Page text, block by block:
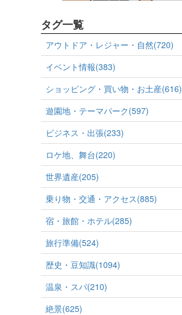
タグ一覧
アウトドア・レジャー・自然(720)
イベント情報(383)
ショッピング・買い物・お土産(616)
遊園地・テーマパーク(597)
ビジネス・出張(233)
ロケ地、舞台(220)
世界遺産(205)
乗り物・交通・アクセス(885)
宿・旅館・ホテル(285)
旅行準備(524)
歴史・豆知識(1094)
温泉・スパ(210)
絶景(625)